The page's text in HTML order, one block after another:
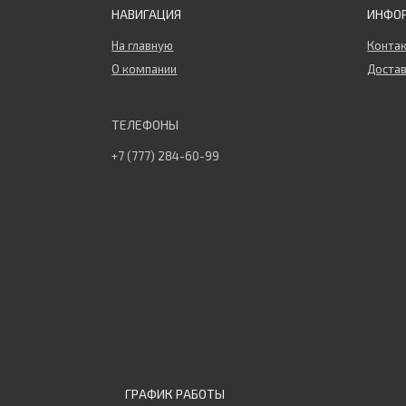
НАВИГАЦИЯ
На главную
О компании
+7 (777) 284-60-99
ГРАФИК РАБОТЫ